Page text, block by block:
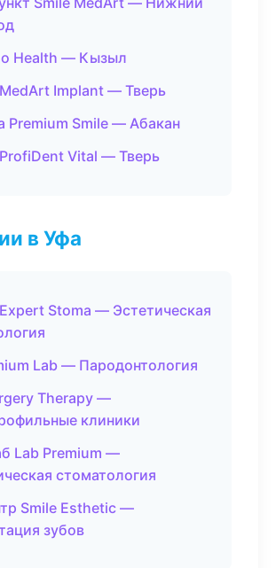
Health — Кызыл
Implant — Тверь
Premium Smile — Абакан
Vital — Тверь
в Уфа
Stoma — Эстетическая
Lab — Пародонтология
Therapy —
клиники
Lab Premium —
стоматология
Smile Esthetic —
зубов